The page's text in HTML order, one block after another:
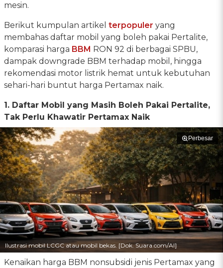
mesin.
Berikut kumpulan artikel terpopuler yang
membahas daftar mobil yang boleh pakai Pertalite,
komparasi harga BBM RON 92 di berbagai SPBU,
dampak downgrade BBM terhadap mobil, hingga
rekomendasi motor listrik hemat untuk kebutuhan
sehari-hari buntut harga Pertamax naik.
1. Daftar Mobil yang Masih Boleh Pakai Pertalite,
Tak Perlu Khawatir Pertamax Naik
Perbesar
Ilustrasi mobil LCGC atau mobil bekas. [Dok. Suara.com/AI]
Kenaikan harga BBM nonsubsidi jenis Pertamax yang